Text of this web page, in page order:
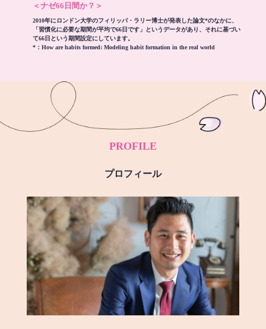
＜ナゼ66日間か？＞
2010年にロンドン大学のフィリッパ・ラリー博士が発表した論文*のなかに、
「習慣化に必要な期間が平均で66日です」というデータがあり、それに基づい
て66日という期間設定にしています。
*： How are habits formed: Modeling habit formation in the real world
PROFILE
プロフィール